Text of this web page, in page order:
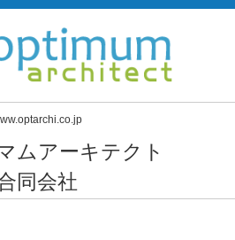
ムアーキテクト
同会社